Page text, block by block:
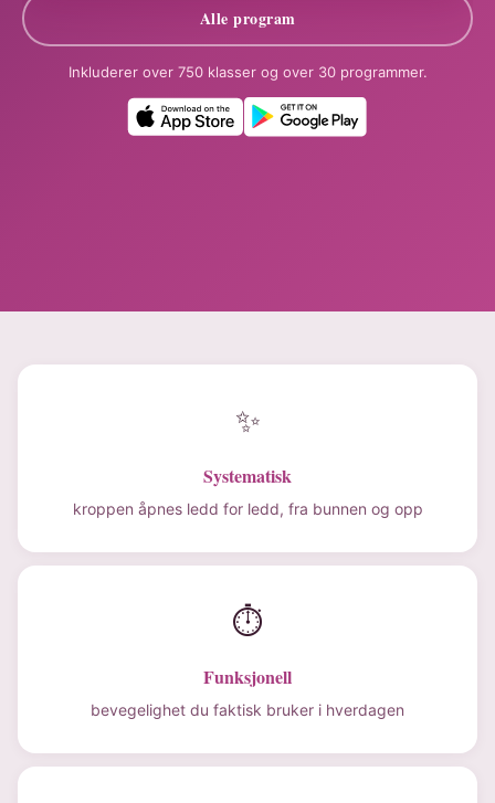
Alle program
Inkluderer over 750 klasser og over 30 programmer.
✨
Systematisk
kroppen åpnes ledd for ledd, fra bunnen og opp
⏱
Funksjonell
bevegelighet du faktisk bruker i hverdagen